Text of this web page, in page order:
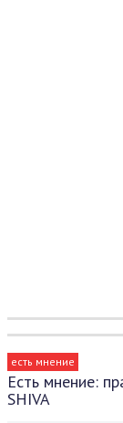
есть мнение
Есть мнение:
SHIVA